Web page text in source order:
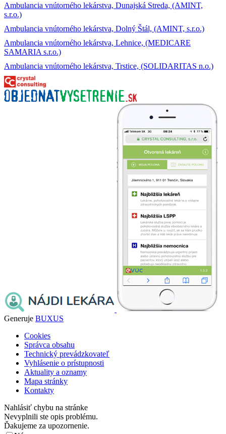
Ambulancia vnútorného lekárstva, Dunajská Streda, (AMINT,
s.r.o.)
Ambulancia vnútorného lekárstva, Dolný Štál, (AMINT, s.r.o.)
Ambulancia vnútorného lekárstva, Lehnice, (MEDICARE
SAMARIA s.r.o.)
Ambulancia vnútorného lekárstva, Trstice, (SOLIDARITAS n.o.)
Generuje BUXUS
Cookies
Správca obsahu
Technický prevádzkovateľ
Vyhlásenie o prístupnosti
Aktuality a oznamy
Mapa stránky
Kontakty
Nahlásiť chybu na stránke
Nevyplnili ste opis problému.
Ďakujeme za upozornenie.